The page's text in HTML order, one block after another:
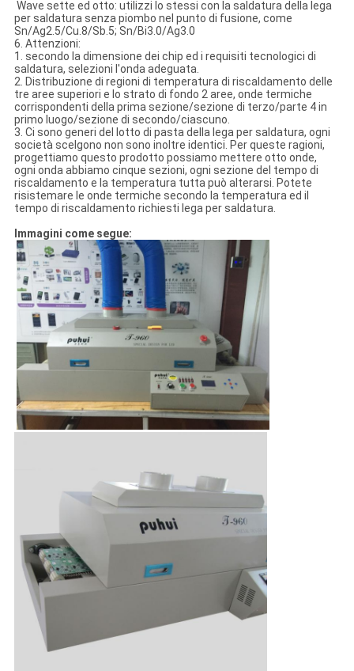
Wave sette ed otto: utilizzi lo stessi con la saldatura della lega
per saldatura senza piombo nel punto di fusione, come
Sn/Ag2.5/Cu.8/Sb.5; Sn/Bi3.0/Ag3.0
6. Attenzioni:
1. secondo la dimensione dei chip ed i requisiti tecnologici di
saldatura, selezioni l'onda adeguata.
2. Distribuzione di regioni di temperatura di riscaldamento delle
tre aree superiori e lo strato di fondo 2 aree, onde termiche
corrispondenti della prima sezione/sezione di terzo/parte 4 in
primo luogo/sezione di secondo/ciascuno.
3. Ci sono generi del lotto di pasta della lega per saldatura, ogni
società scelgono non sono inoltre identici. Per queste ragioni,
progettiamo questo prodotto possiamo mettere otto onde,
ogni onda abbiamo cinque sezioni, ogni sezione del tempo di
riscaldamento e la temperatura tutta può alterarsi. Potete
risistemare le onde termiche secondo la temperatura ed il
tempo di riscaldamento richiesti lega per saldatura.
Immagini come segue: